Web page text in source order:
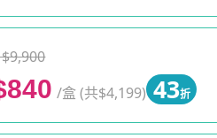
/盒 (共$4,199) 43折